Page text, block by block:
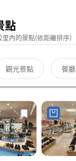
點
內的景點(依距離排序)
觀光景點 餐廳